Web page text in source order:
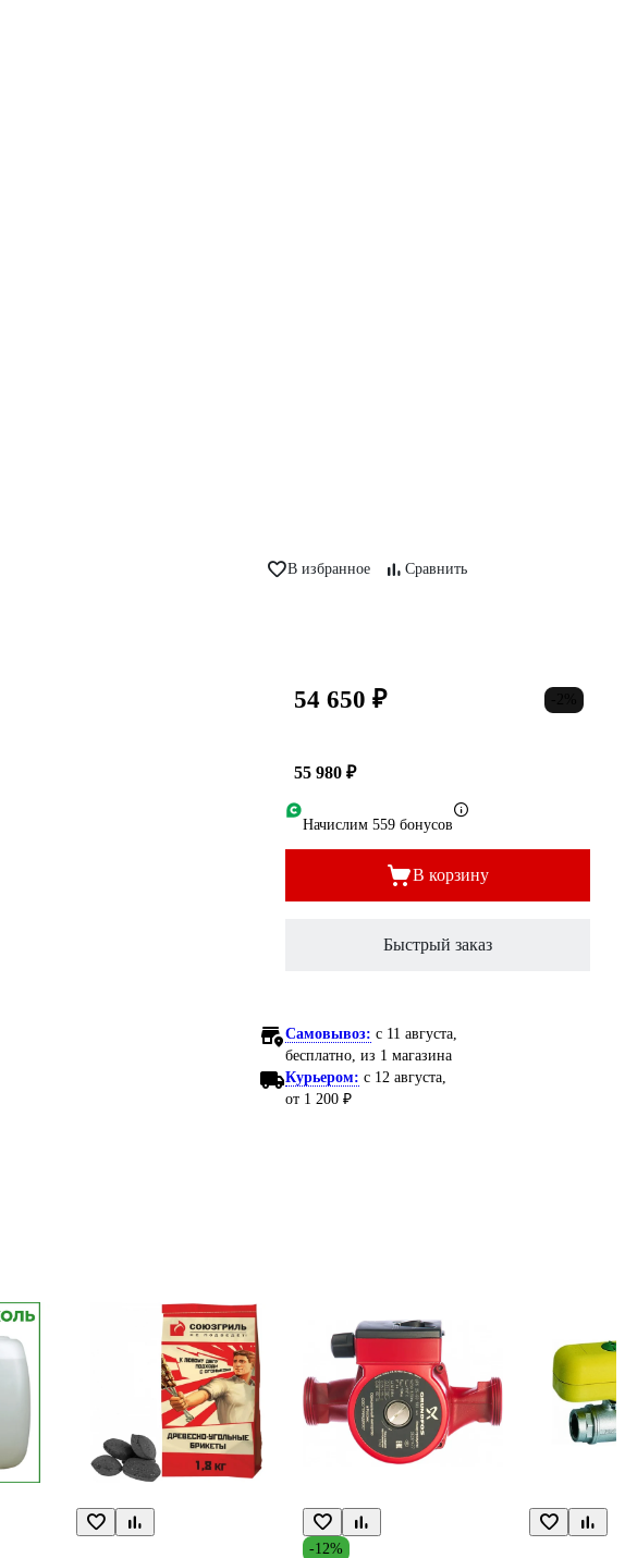
В избранное Сравнить
54 650 ₽
55 980 ₽
Начислим 559 бонусов
В корзину
Быстрый заказ
Самовывоз: c 11 августа,
бесплатно , из 1 магазина
Курьером: c 12 августа,
от 1 200 ₽
-12%